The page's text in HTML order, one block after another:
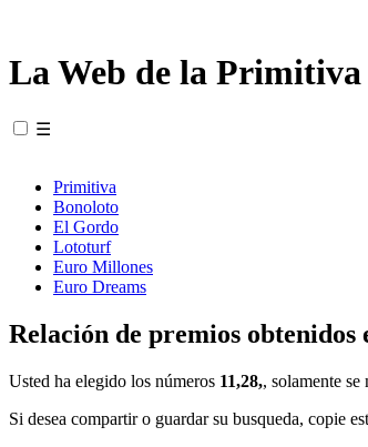
La Web de la Primitiva
☰
Primitiva
Bonoloto
El Gordo
Lototurf
Euro Millones
Euro Dreams
Relación de premios
Usted ha elegido los números 11,28,, solamente se
Si desea compartir o guardar su busqueda, copie